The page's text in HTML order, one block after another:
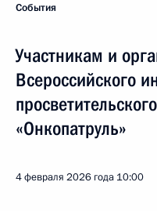
События
Участникам и
Всероссийского
«Онкопатруль»
4 февраля 2026 года 10:00